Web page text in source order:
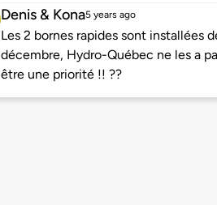
Denis & Kona5 years ago
Les 2 bornes rapides sont installées
décembre, Hydro-Québec ne les a
être une priorité !! ??